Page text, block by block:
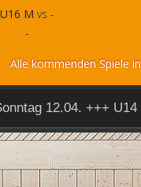
U16 M vs -
-
Alle kommenden Spiele
12.04. +++